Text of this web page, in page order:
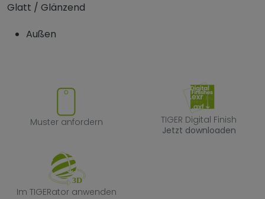
Glatt / Glänzend
Außen
Muster anfordern
Muster anfordern
TIGER Digital
TIGER Digital Finish
Jetzt downloaden
Im TIGERator anwenden
Im TIGERator anwenden